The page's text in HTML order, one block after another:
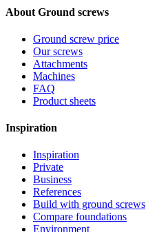
About Ground screws
Ground screw price
Our screws
Attachments
Machines
FAQ
Product sheets
Inspiration
Inspiration
Private
Business
References
Build with ground screws
Compare foundations
Environment